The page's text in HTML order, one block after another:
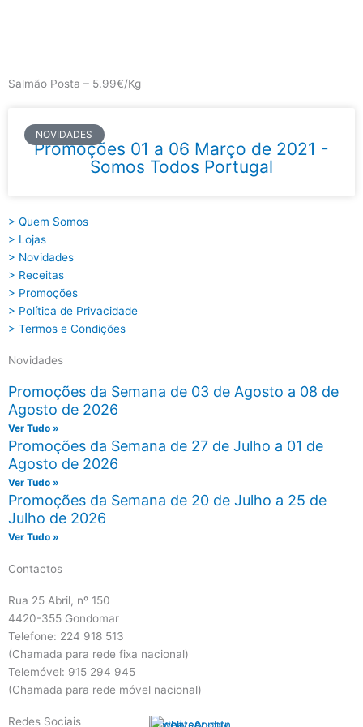
Salmão Posta – 5.99€/Kg
NOVIDADES
Promoções 01 a 06 Março de 2021 -
Somos Todos Portugal
> Quem Somos
> Lojas
> Novidades
> Receitas
> Promoções
> Política de Privacidade
> Termos e Condições
Novidades
Promoções da Semana de 03 de Agosto a 08 de
Agosto de 2026
Ver Tudo »
Promoções da Semana de 27 de Julho a 01 de
Agosto de 2026
Ver Tudo »
Promoções da Semana de 20 de Julho a 25 de
Julho de 2026
Ver Tudo »
Contactos
Rua 25 Abril, nº 150
4420-355 Gondomar
Telefone: 224 918 513
(Chamada para rede fixa nacional)
Telemóvel: 915 294 945
(Chamada para rede móvel nacional)
Redes Sociais